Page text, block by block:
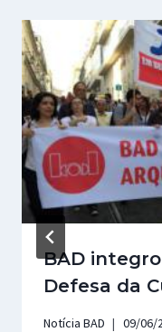
BAD
Defesa da
Notícia BAD 09/06/